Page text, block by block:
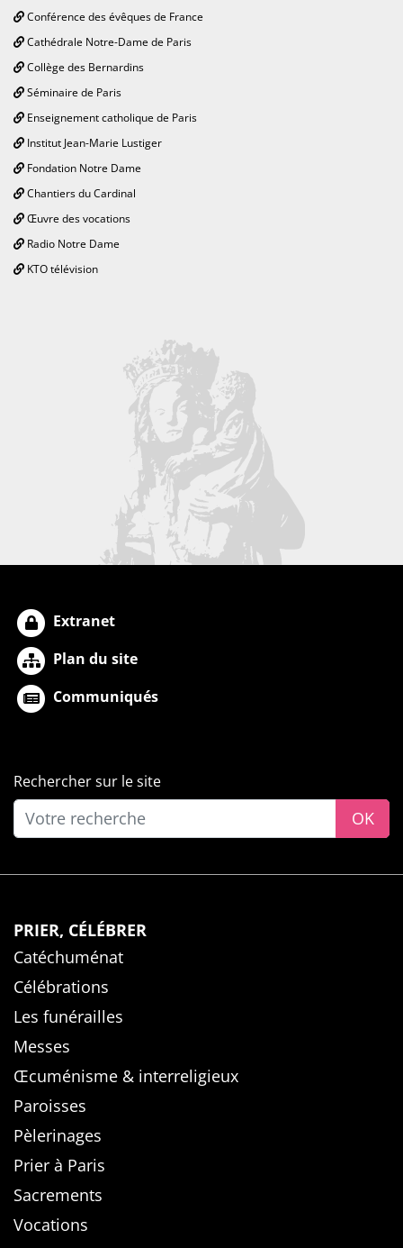
Conférence des évêques de France
Cathédrale Notre-Dame de Paris
Collège des Bernardins
Séminaire de Paris
Enseignement catholique de Paris
Institut Jean-Marie Lustiger
Fondation Notre Dame
Chantiers du Cardinal
Œuvre des vocations
Radio Notre Dame
KTO télévision
Extranet
Plan du site
Communiqués
Rechercher sur le site
OK
PRIER, CÉLÉBRER
Catéchuménat
Célébrations
Les funérailles
Messes
Œcuménisme & interreligieux
Paroisses
Pèlerinages
Prier à Paris
Sacrements
Vocations